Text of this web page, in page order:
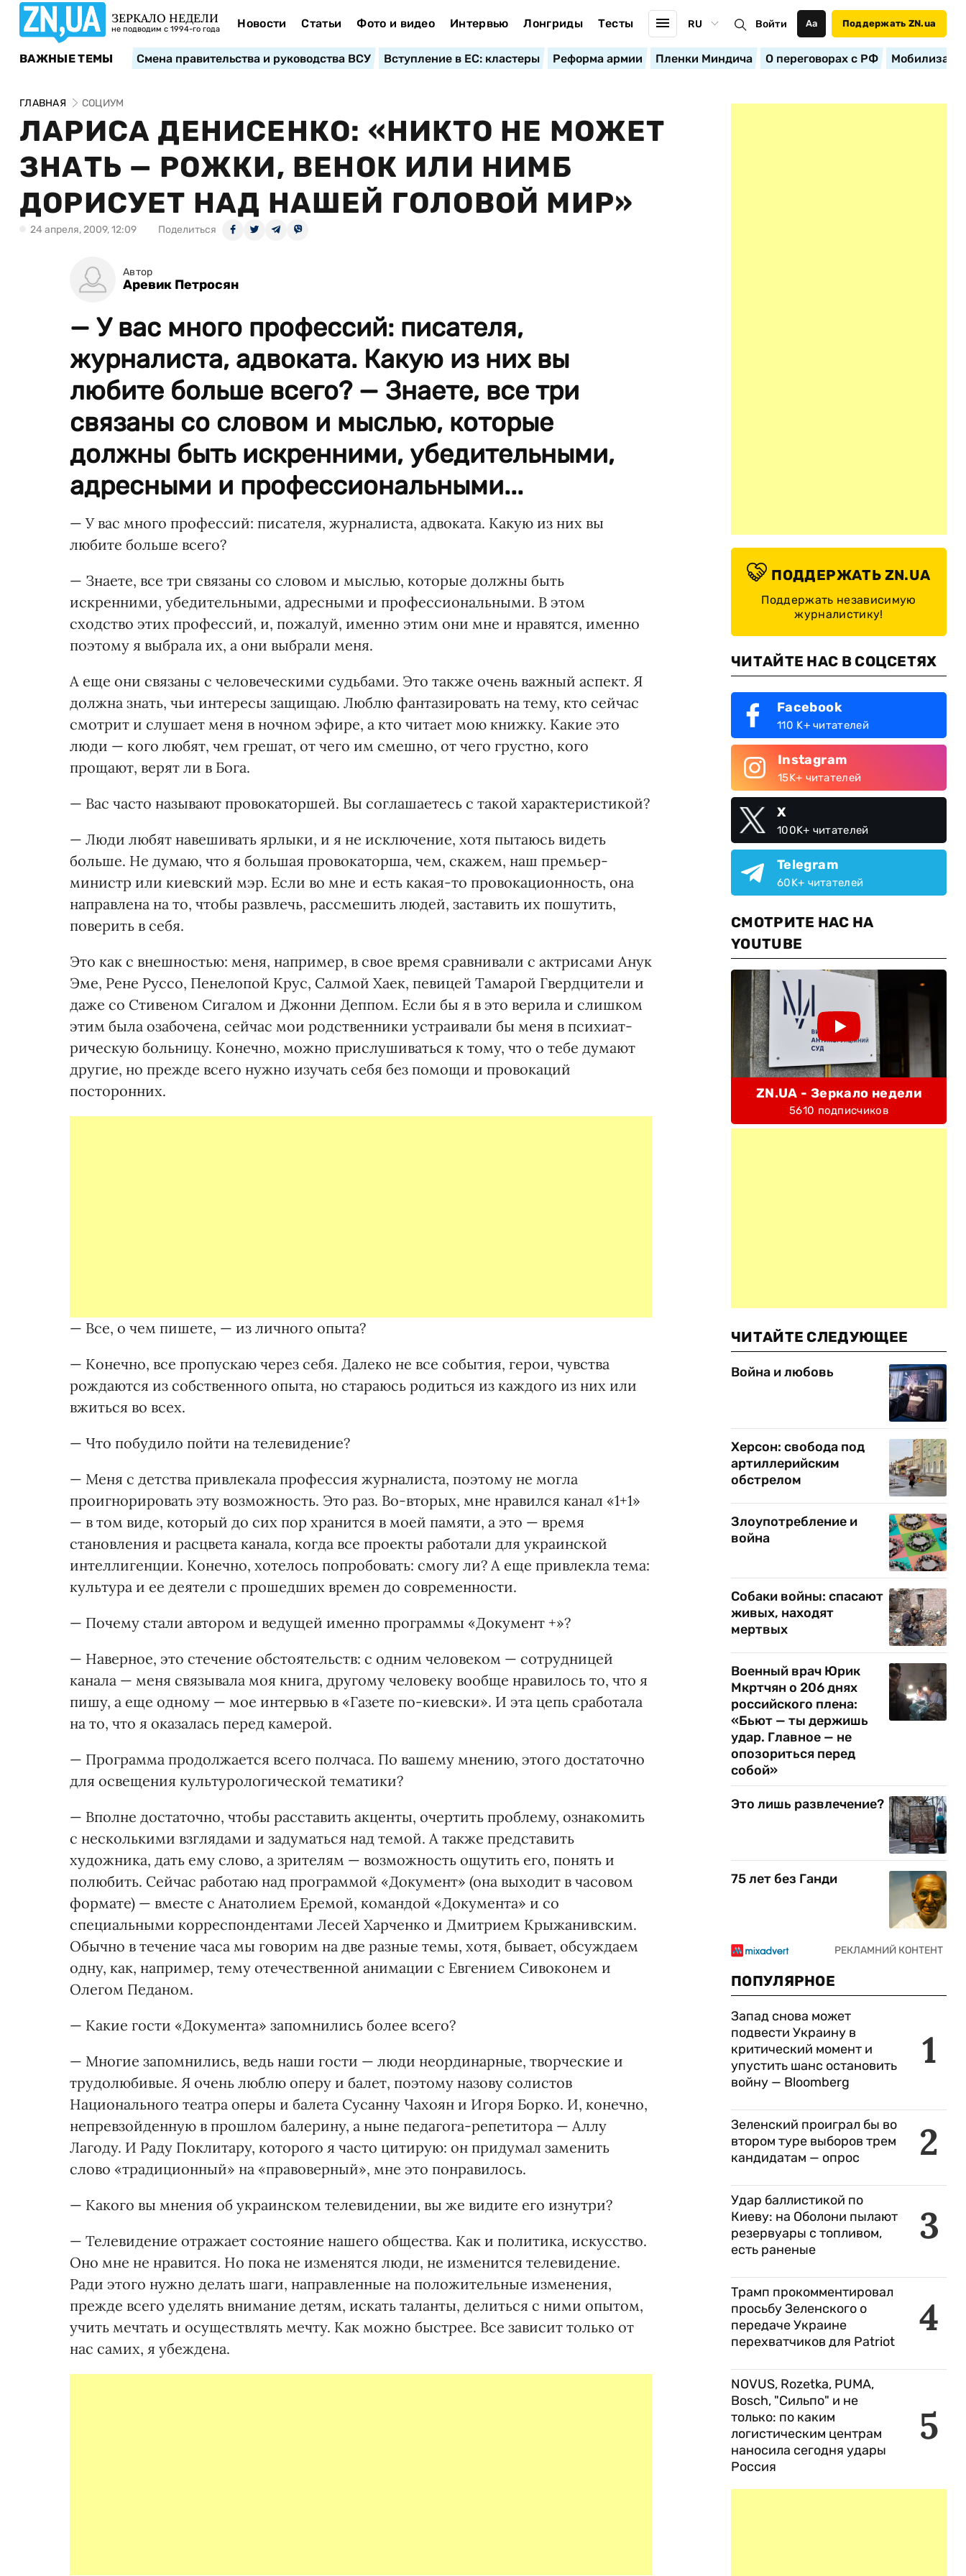
ЗЕРКАЛО НЕДЕЛИ
не подводим с 1994-го года Новости Статьи Фото и видео Интервью Лонгриды Тесты RU Войти Аа Поддержать ZN.ua
ВАЖНЫЕ ТЕМЫ Смена правительства и руководства ВСУ Вступление в ЕС: кластеры Реформа армии Пленки Миндича О переговорах с РФ
ГЛАВНАЯ СОЦИУМ
ЛАРИСА ДЕНИСЕНКО: «НИКТО НЕ МОЖЕТ
ЗНАТЬ — РОЖКИ, ВЕНОК ИЛИ НИМБ
ДОРИСУЕТ НАД НАШЕЙ ГОЛОВОЙ МИР»
24 апреля, 2009, 12:09 Поделиться
Автор
Аревик Петросян
— У вас много профессий: писателя,
журналиста, адвоката. Какую из них вы
любите больше всего? — Знаете, все три
связаны со словом и мыслью, которые
должны быть искренними, убедительными,
адресными и профессиональными...
— У вас много профессий: писателя, журналиста, адвоката. Какую из них вы
любите больше всего?
— Знаете, все три связаны со словом и мыслью, которые должны быть
искренними, убедительными, адресными и профессиональными. В этом
сходство этих профессий, и, пожалуй, именно этим они мне и нравятся, именно
поэтому я выбрала их, а они выбрали меня.
А еще они связаны с человеческими судьбами. Это также очень важный аспект. Я
должна знать, чьи интересы защищаю. Люблю фантазировать на тему, кто сейчас
смотрит и слушает меня в ночном эфире, а кто читает мою книжку. Какие это
люди — кого любят, чем грешат, от чего им смешно, от чего грустно, кого
прощают, верят ли в Бога.
— Вас часто называют провокаторшей. Вы соглашаетесь с такой характеристикой?
— Люди любят навешивать ярлыки, и я не исключение, хотя пытаюсь видеть
больше. Не думаю, что я большая провокаторша, чем, скажем, наш премьер-
министр или киевский мэр. Если во мне и есть какая-то провокационность, она
направлена на то, чтобы развлечь, рассмешить людей, заставить их пошутить,
поверить в себя.
Это как с внешностью: меня, например, в свое время сравнивали с актрисами Анук
Эме, Рене Руссо, Пенелопой Крус, Салмой Ха­ек, певицей Тамарой Гвердцители и
даже со Стивеном Сигалом и Джонни Деппом. Если бы я в это верила и слишком
этим была оза­бочена, сейчас мои родственники устраивали бы меня в психиат­
рическую больницу. Конечно, мож­но прислушиваться к тому, что о тебе думают
другие, но прежде всего нужно изучать себя без помощи и провокаций
посторонних.
— Все, о чем пишете, — из личного опыта?
— Конечно, все пропускаю через себя. Далеко не все события, герои, чувства
рождаются из собственного опыта, но стараюсь родиться из каждого из них или
вжиться во всех.
— Что побудило пойти на телевидение?
— Меня с детства привлекала профессия журналиста, поэтому не могла
проигнорировать эту возможность. Это раз. Во-вторых, мне нравился канал «1+1»
— в том виде, который до сих пор хранится в моей памяти, а это — время
становления и расцвета канала, когда все проекты работали для украинской
интеллигенции. Конечно, хотелось попробовать: смогу ли? А еще привлекла тема:
культура и ее деятели с прошедших времен до современности.
— Почему стали автором и ведущей именно программы «Документ +»?
— Наверное, это стечение обстоятельств: с одним человеком — сотрудницей
канала — меня связывала моя книга, другому человеку вообще нравилось то, что я
пишу, а еще одному — мое интервью в «Газете по-киевски». И эта цепь сработала
на то, что я оказалась перед камерой.
— Программа продолжается всего полчаса. По вашему мнению, этого достаточно
для освещения культурологической тематики?
— Вполне достаточно, чтобы расставить акценты, очертить проблему, ознакомить
с несколькими взглядами и задуматься над темой. А также представить
художника, дать ему слово, а зрителям — возможность ощутить его, понять и
полюбить. Сейчас работаю над программой «Доку­мент» (она выходит в часовом
формате) — вместе с Анатолием Еремой, командой «Документа» и со
специальными корреспондентами Лесей Харченко и Дмит­рием Крыжанивским.
Обычно в течение часа мы говорим на две разные темы, хотя, бывает, обсуждаем
одну, как, например, тему отечественной анимации с Евгением Сивоконем и
Олегом Педаном.
— Какие гости «Документа» запомнились более всего?
— Многие запомнились, ведь наши гости — люди неординарные, творческие и
трудолюбивые. Я очень люблю оперу и балет, поэтому назову солистов
Национального театра оперы и балета Сусанну Чахоян и Игоря Борко. И, конечно,
непревзойденную в прошлом балерину, а ныне педагога-репетитора — Аллу
Лагоду. И Раду Поклитару, которого я часто цитирую: он придумал заменить
слово «традиционный» на «правоверный», мне это понравилось.
— Какого вы мнения об украинском телевидении, вы же видите его изнутри?
— Телевидение отражает состояние нашего общества. Как и политика, искусство.
Оно мне не нравится. Но пока не изменятся люди, не изменится телевидение.
Ради этого нужно делать шаги, направленные на положительные изменения,
прежде всего уделять внимание детям, искать таланты, делиться с ними опытом,
учить меч­тать и осуществлять мечту. Как можно быстрее. Все зависит только от
нас самих, я убеждена.
ПОДДЕРЖАТЬ ZN.UA
Поддержать независимую
журналистику!
ЧИТАЙТЕ НАС В СОЦСЕТЯХ
Facebook
110 K+ читателей
Instagram
15K+ читателей
X
100K+ читателей
Telegram
60K+ читателей
СМОТРИТЕ НАС НА
YOUTUBE
ZN.UA - Зеркало недели
5610 подписчиков
ЧИТАЙТЕ СЛЕДУЮЩЕЕ
Война и любовь
Херсон: свобода под
артиллерийским
обстрелом
Злоупотребление и
война
Собаки войны: спасают
живых, находят
мертвых
Военный врач Юрик
Мкртчян о 206 днях
российского плена:
«Бьют — ты держишь
удар. Главное — не
опозориться перед
собой»
Это лишь развлечение?
75 лет без Ганди
ПОПУЛЯРНОЕ
1
Запад снова может
подвести Украину в
критический момент и
упустить шанс остановить
войну — Bloomberg
2
Зеленский проиграл бы во
втором туре выборов трем
кандидатам — опрос
3
Удар баллистикой по
Киеву: на Оболони пылают
резервуары с топливом,
есть раненые
4
Трамп прокомментировал
просьбу Зеленского о
передаче Украине
перехватчиков для Patriot
5
NOVUS, Rozetka, PUMA,
Bosch, "Сильпо" и не
только: по каким
логистическим центрам
наносила сегодня удары
Россия